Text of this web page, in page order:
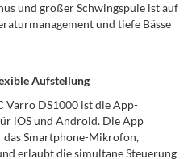
und großer Schwingspule ist auf
und tiefe Bässe
Aufstellung
Varro DS1000 ist die App-
iOS und Android. Die App
Smartphone-Mikrofon,
erlaubt die simultane Steuerung